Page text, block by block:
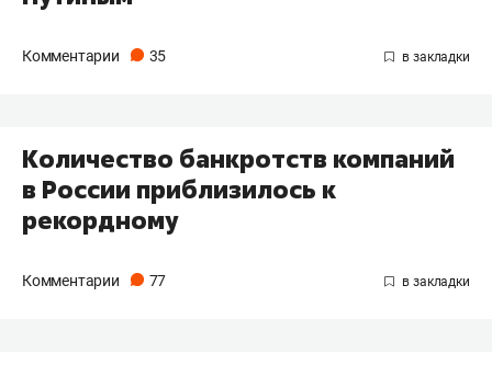
Комментарии 35
Количество банкротств компаний
в России приблизилось к
рекордному
Комментарии 77